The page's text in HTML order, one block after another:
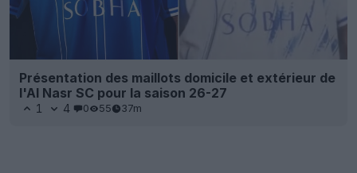
Présentation des maillots domicile et extérieur de
l'Al Nasr SC pour la saison 26-27
1 4 0 55 37m